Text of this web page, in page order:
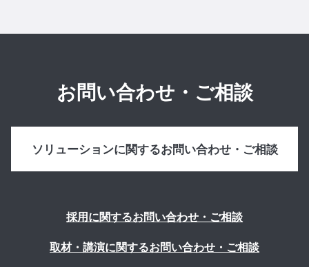
お問い合わせ・ご相談
ソリューションに関するお問い合わせ・ご相談
採用に関するお問い合わせ・ご相談
取材・講演に関するお問い合わせ・ご相談